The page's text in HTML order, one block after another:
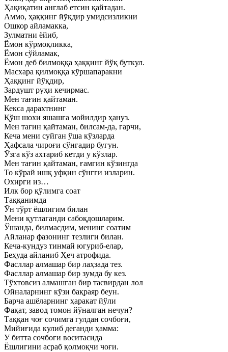
Ҳақиқатин англаб етсин қайтадан.
Аммо, ҳаққинг йўқдир умидсизликни
Ошкор айламакка,
Зулматни ёйиб,
Ёмон кўрмоқликка,
Ёмон сўйламак,
Ёмон деб билмоққа ҳаққинг йўқ буткул.
Масхара қилмоққа кўршапаракни
Ҳаққинг йўқдир,
Зардушт руҳи кечирмас.
Мен тағин қайтаман.
Кекса дарахтнинг
Қўш шохи яшашга мойилдир ҳануз.
Мен тағин қайтаман, билсам-да, гарчи,
Кеча мени суйган ўша кўзларда
Ҳафсала чироғи сўнгадир бугун.
Ўзга кўз ахтариб кетди у кўзлар.
Мен тағин қайтаман, ғамгин кўзингда
То кўрай ишқ уфқин сўнгги изларин.
Охирги из…
Илк бор қўлимга соат
Таққанимда
Ўн тўрт ёшлигим билан
Мени қутлаганди сабоқдошларим.
Ўшанда, билмасдим, менинг соатим
Айланар фазонинг тезлиги билан.
Кеча-кундуз тинмай югуриб-елар,
Беҳуда айланиб Ҳеч атрофида.
Фасллар алмашар бир лаҳзада тез.
Фасллар алмашар бир зумда бу кез.
Тўхтовсиз алмашган бир тасвирдан лол
Ойналарнинг кўзи бақраяр беун.
Барча ашёларнинг ҳаракат йўли
Фақат, завод томон йўналган нечун?
Таққан чоғ сочимга гулдан сочбоғи,
Мийиғида кулиб деганди ҳамма:
У битта сочбоғи воситасида
Ёшлигини асраб қолмоқчи чоғи.